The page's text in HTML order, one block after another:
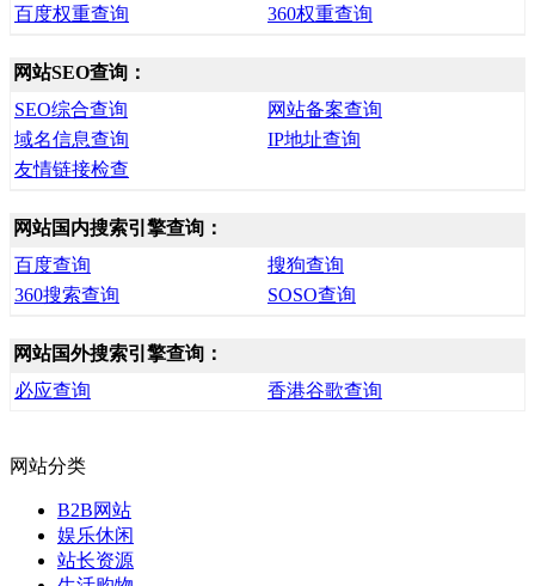
百度权重查询
360权重查询
网站SEO查询：
SEO综合查询
网站备案查询
域名信息查询
IP地址查询
友情链接检查
网站国内搜索引擎查询：
百度查询
搜狗查询
360搜索查询
SOSO查询
网站国外搜索引擎查询：
必应查询
香港谷歌查询
网站分类
B2B网站
娱乐休闲
站长资源